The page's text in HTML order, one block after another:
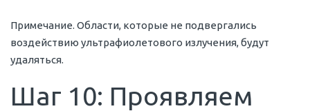
Примечание. Области, которые не подвергались
воздействию ультрафиолетового излучения, будут
удаляться.
Шаг 10: Проявляем